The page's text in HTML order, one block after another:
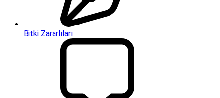
Bitki Zararlıları